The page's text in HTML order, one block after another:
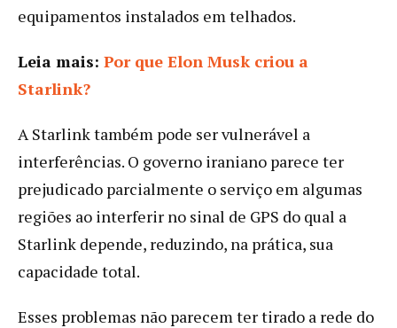
equipamentos instalados em telhados.
Leia mais: Por que Elon Musk criou a
Starlink?
A Starlink também pode ser vulnerável a
interferências. O governo iraniano parece ter
prejudicado parcialmente o serviço em algumas
regiões ao interferir no sinal de GPS do qual a
Starlink depende, reduzindo, na prática, sua
capacidade total.
Esses problemas não parecem ter tirado a rede do